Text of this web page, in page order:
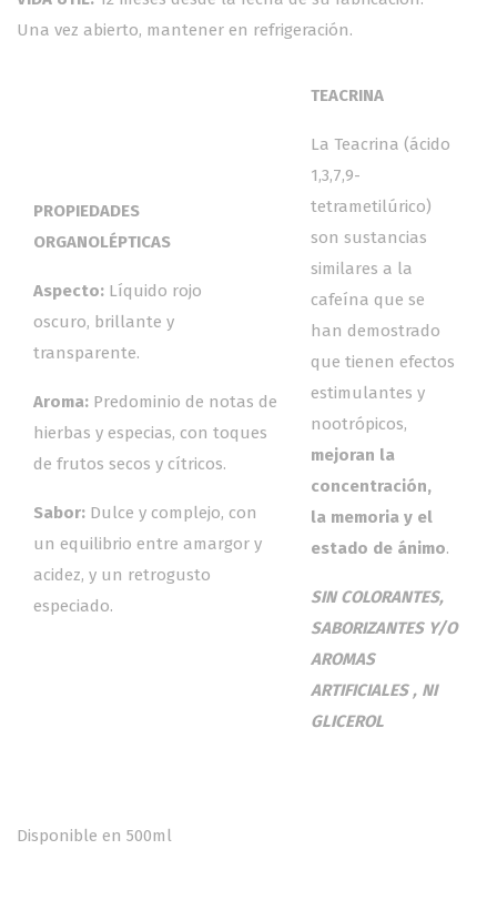
Una vez abierto, mantener en refrigeración.
PROPIEDADES
ORGANOLÉPTICAS
Aspecto: Líquido rojo
oscuro, brillante y
transparente.
Aroma: Predominio de notas de
hierbas y especias, con toques
de frutos secos y cítricos.
Sabor: Dulce y complejo, con
un equilibrio entre amargor y
acidez, y un retrogusto
especiado.
TEACRINA
La Teacrina (ácido
1,3,7,9-
tetrametilúrico)
son sustancias
similares a la
cafeína que se
han demostrado
que tienen efectos
estimulantes y
nootrópicos,
mejoran la
concentración,
la memoria y el
estado de ánimo.
SIN COLORANTES,
SABORIZANTES Y/O
AROMAS
ARTIFICIALES , NI
GLICEROL
Disponible en 500ml